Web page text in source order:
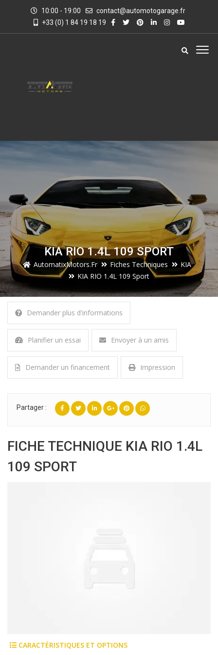
10:00 - 19:00
contact@automotogarage.fr
+33 (0) 1 84 19 18 19
KIA RIO 1.4L 109 SPORT
AutomatixMotors.fr Fiches Techniques
KIA
KIA RIO 1.4L 109 Sport
Demander plus d'informations
Planifier un essai Envoyer à un amis
Demander un financement Impression
Partager :
FICHE TECHNIQUE KIA RIO 1.4L
109 SPORT
CARACTÉRISTIQUES ET OPTIONS